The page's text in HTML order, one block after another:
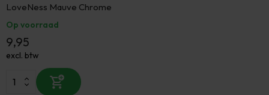
LoveNess Mauve Chrome
Op voorraad
9,95
excl. btw